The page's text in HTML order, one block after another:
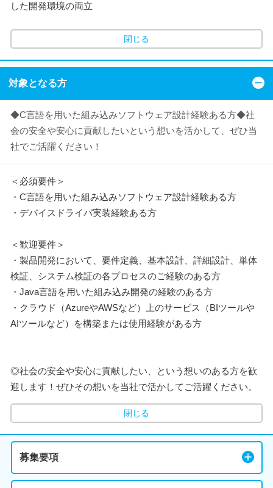
した開発環境の両立
閉じる
対象となる方
◆C言語を用いた組み込みソフトウェア設計経験ある方◆社
会の安全や安心に貢献したいという想いを活かして、ぜひ当
社でご活躍ください！
＜必須要件＞
・C言語を用いた組み込みソフトウェア設計経験ある方
・デバイスドライバ実装経験ある方
＜歓迎要件＞
・製品開発において、要件定義、基本設計、詳細設計、単体
検証、システム検証の各プロセスのご経験のある方
・Java言語を用いた組み込み開発の経験のある方
・クラウド（AzureやAWSなど）上のサービス（BIツールや
AIツールなど）を構築または使用経験がある方
◎社会の安全や安心に貢献したい、という想いのある方を歓
迎します！ぜひその想いを当社で活かしてご活躍ください。
閉じる
募集要項